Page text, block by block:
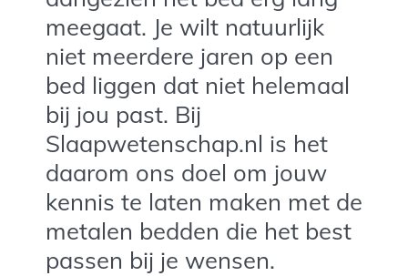
meegaat. Je wilt natuurlijk
niet meerdere jaren op een
bed liggen dat niet helemaal
bij jou past. Bij
Slaapwetenschap.nl is het
daarom ons doel om jouw
kennis te laten maken met de
metalen bedden die het best
passen bij je wensen.